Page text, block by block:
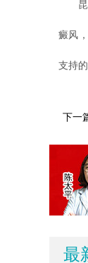
昆明
癜风
支持
下一
最